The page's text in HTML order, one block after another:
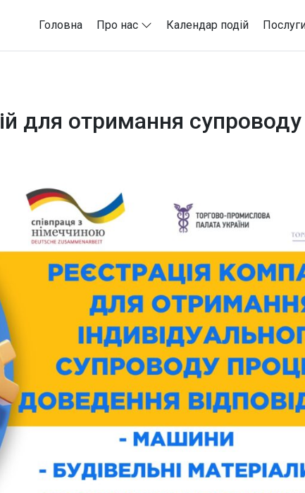
Головна Про нас Календар подій
для отримання